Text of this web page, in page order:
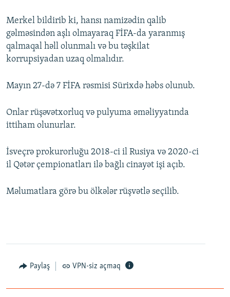
Merkel bildirib ki, hansı namizədin qalib
gəlməsindən aşlı olmayaraq FİFA-da yaranmış
qalmaqal həll olunmalı və bu təşkilat
korrupsiyadan uzaq olmalıdır.
Mayın 27-də 7 FİFA rəsmisi Sürixdə həbs olunub.
Onlar rüşəvətxorluq və pulyuma əməliyyatında
ittiham olunurlar.
İsveçrə prokurorluğu 2018-ci il Rusiya və 2020-ci
il Qətər çempionatları ilə bağlı cinayət işi açıb.
Məlumatlara görə bu ölkələr rüşvətlə seçilib.
Paylaş VPN-siz açmaq